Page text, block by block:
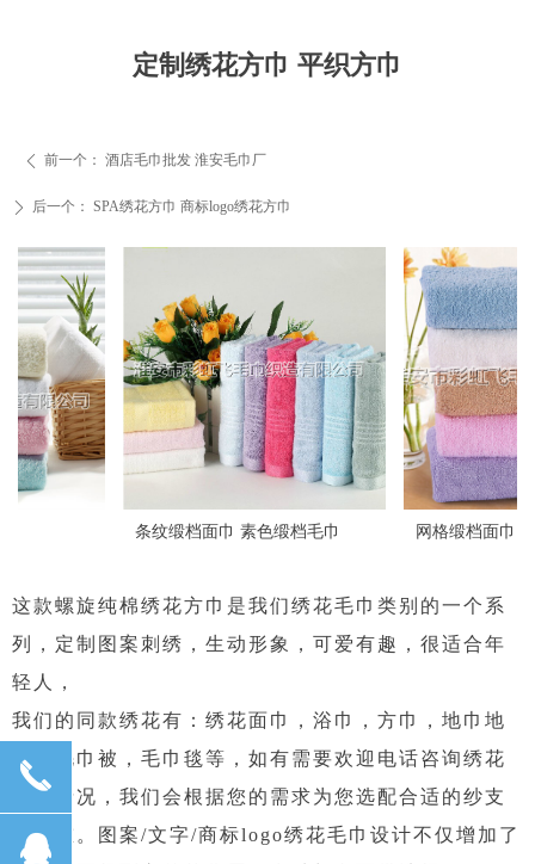
定制绣花方巾 平织方巾
ꄴ 前一个： 酒店毛巾批发 淮安毛巾厂
ꄲ 后一个： SPA绣花方巾 商标logo绣花方巾
这款螺旋纯棉绣花方巾是我们绣花毛巾类别的一个系
列，定制图案刺绣，生动形象，可爱有趣，很适合年
轻人，
我们的同款绣花有：绣花面巾，浴巾，方巾，地巾地
垫，毛巾被，毛巾毯等，如有需要欢迎电话咨询绣花
毛巾情况，我们会根据您的需求为您选配合适的纱支
和克重。图案/文字/商标logo绣花毛巾设计不仅增加了
条纹缎档面巾 素色缎档毛巾 网格缎档面巾 断档面巾
끅
뀩